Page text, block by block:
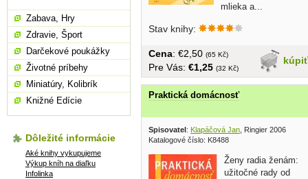
mlieka a...
Stav knihy:
kúpiť
Cena: €2,50 (65 Kč)
Pre Vás: €1,25 (32 Kč)
Praktická domácnosť
Spisovatel : Klapáčová Jan, Ringier 2006
Katalogové číslo: K8488
Ženy radia ženám:
užitočné rady od
Zabava, Hry
Zdravie, Šport
Darčekové poukážky
Životné príbehy
Miniatúry, Kolibrík
Knižné Edície
Dôležité informácie
Aké knihy vykupujeme
Výkup kníh na diaľku
Infolinka